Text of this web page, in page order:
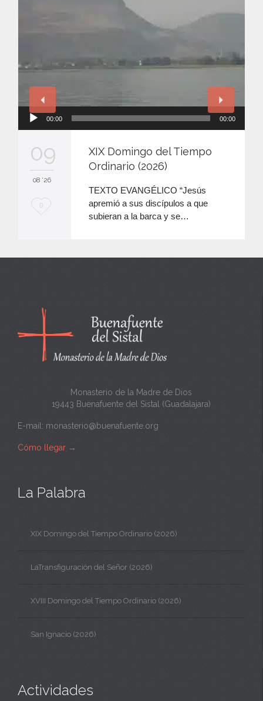
00:00 00:00
09
08 '26
M
n
a
0
XIX Domingo del Tiempo
Ordinario (2026)
TEXTO EVANGÉLICO “Jesús
apremió a sus discípulos a que
subieran a la barca y se…
Monasterio de la Madre de Dios
19443 Buenafuente del Sistal (Guadalajara)
E-mail: monasterio@buenafuente.org
Cómo llegar →
La Palabra
XIX Domingo del Tiempo Ordinario (2026)
LaTransfiguración del Señor (2026)
XVIII Domingo del Tiempo Ordinario (2026)
San Ignacio (2026)
Actividades